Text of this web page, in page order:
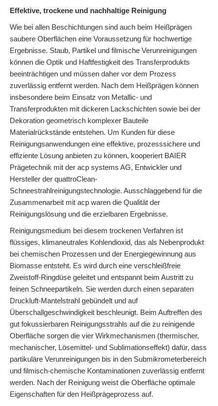
Effektive, trockene und nachhaltige Reinigung
Wie bei allen Beschichtungen sind auch beim Heißprägen
saubere Oberflächen eine Voraussetzung für hochwertige
Ergebnisse. Staub, Partikel und filmische Verunreinigungen
können die Optik und Haftfestigkeit des Transferprodukts
beeinträchtigen und müssen daher vor dem Prozess
zuverlässig entfernt werden. Nach dem Heißprägen können
insbesondere beim Einsatz von Metallic- und
Transferprodukten mit dickeren Lackschichten sowie bei der
Dekoration geometrisch komplexer Bauteile
Materialrückstände entstehen. Um Kunden für diese
Reinigungsanwendungen eine effektive, prozesssichere und
effiziente Lösung anbieten zu können, kooperiert BAIER
Prägetechnik mit der acp systems AG, Entwickler und
Hersteller der quattroClean-
Schneestrahlreinigungstechnologie. Ausschlaggebend für die
Zusammenarbeit mit acp waren die Qualität der
Reinigungslösung und die erzielbaren Ergebnisse.
Reinigungsmedium bei diesem trockenen Verfahren ist
flüssiges, klimaneutrales Kohlendioxid, das als Nebenprodukt
bei chemischen Prozessen und der Energiegewinnung aus
Biomasse entsteht. Es wird durch eine verschleißfreie
Zweistoff-Ringdüse geleitet und entspannt beim Austritt zu
feinen Schneepartikeln. Sie werden durch einen separaten
Druckluft-Mantelstrahl gebündelt und auf
Überschallgeschwindigkeit beschleunigt. Beim Auftreffen des
gut fokussierbaren Reinigungsstrahls auf die zu reinigende
Oberfläche sorgen die vier Wirkmechanismen (thermischer,
mechanischer, Lösemittel- und Sublimationseffekt) dafür, dass
partikuläre Verunreinigungen bis in den Submikrometerbereich
und filmisch-chemische Kontaminationen zuverlässig entfernt
werden. Nach der Reinigung weist die Oberfläche optimale
Eigenschaften für den Heißprägeprozess auf.